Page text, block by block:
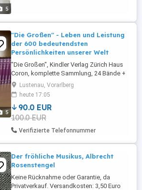
5
5
"Die Großen" - Leben und Leistung
der 600 bedeutendsten
Persönlichkeiten unserer Welt
"Die Großen", Kindler Verlag Zürich Haus
Coron, komplette Sammlung, 24 Bände +
1 Übersichtsband, Hardcover, Goldschnitt,
hochwertig verarbeitet, in sehr gutem
Zustand
Lustenau, Vorarlberg
heute 17:05
90.0 EUR
100.0 EUR
Verifizierte Telefonnummer
Der fröhliche Musikus, Albrecht
Rosenstengel
Keine Rücknahme oder Garantie, da
Privatverkauf. Versandkosten: 3,50 Euro